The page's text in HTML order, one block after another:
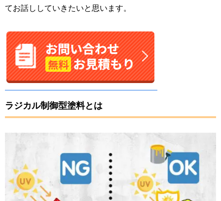
てお話ししていきたいと思います。
ラジカル制御型塗料とは